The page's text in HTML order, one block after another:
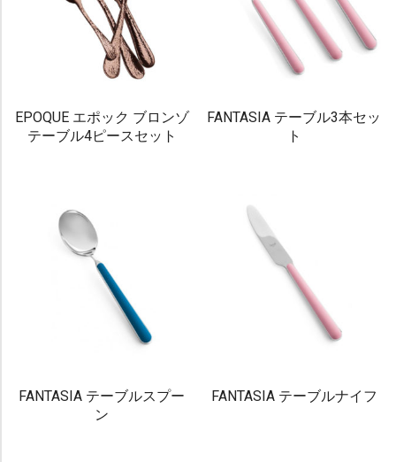
EPOQUE エポック ブロンゾ
テーブル4ピースセット
FANTASIA テーブル3本セッ
ト
FANTASIA テーブルスプー
ン
FANTASIA テーブルナイフ